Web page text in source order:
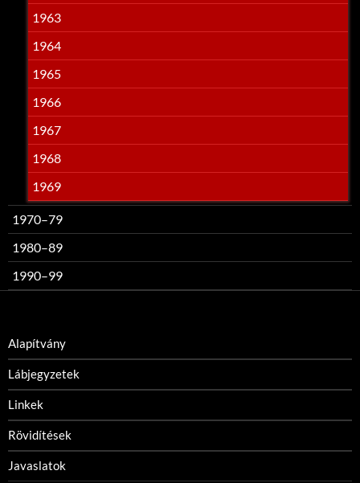
1963
1964
1965
1966
1967
1968
1969
1970–79
1980–89
1990–99
Alapítvány
Lábjegyzetek
Linkek
Rövidítések
Javaslatok